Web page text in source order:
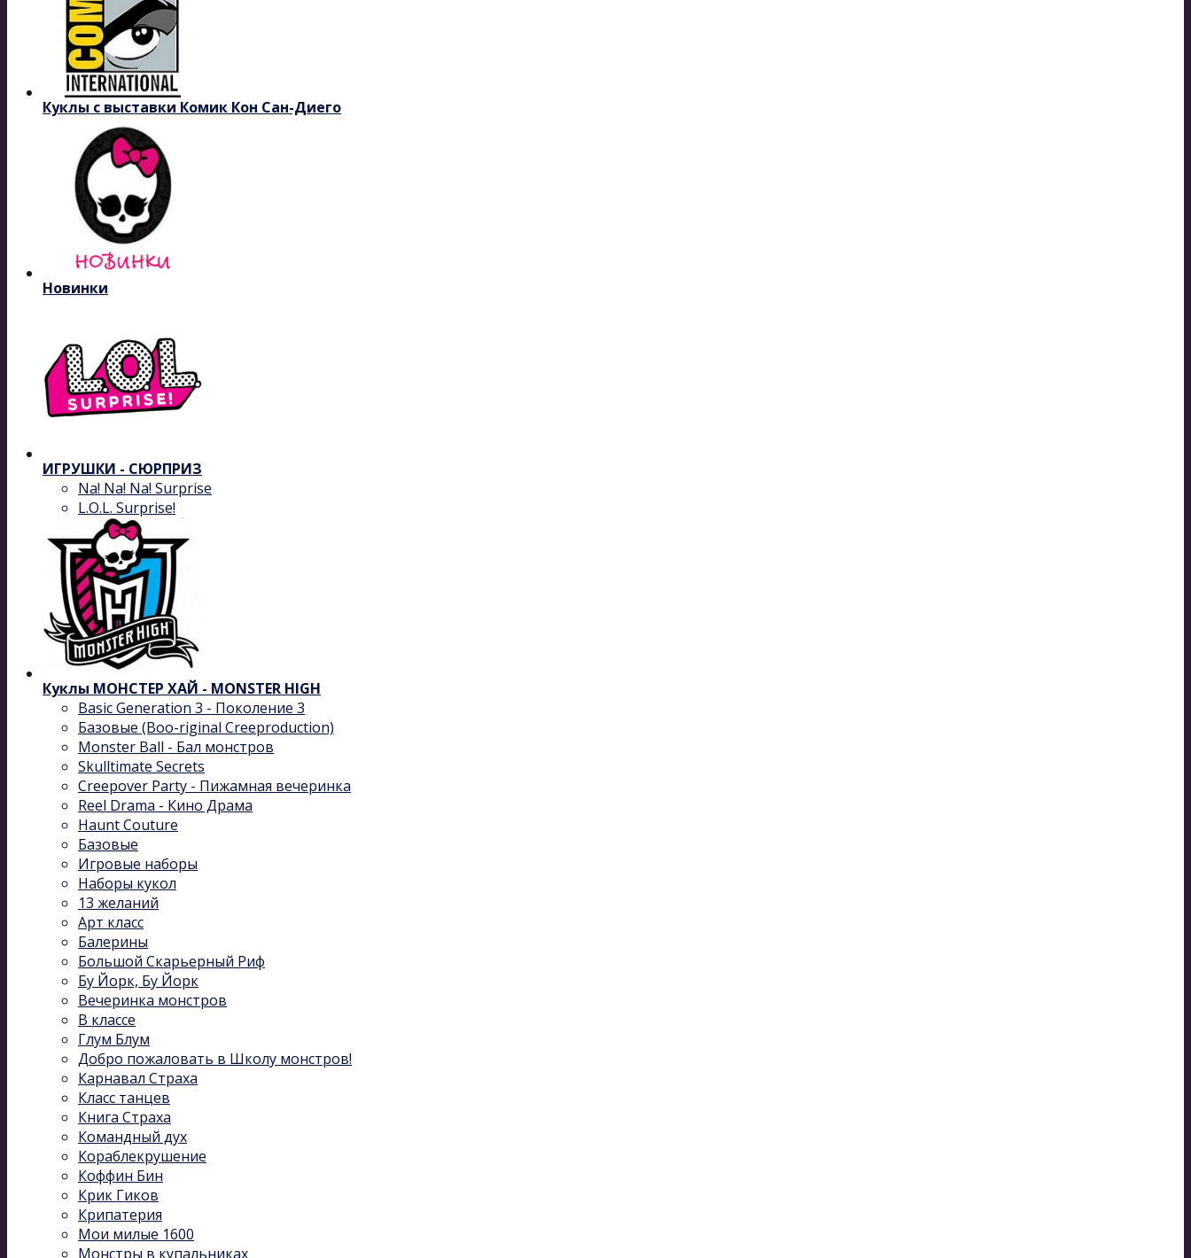
Куклы с выставки Комик Кон Сан-Диего
Новинки
ИГРУШКИ - СЮРПРИЗ
Na! Na! Na! Surprise
L.O.L. Surprise!
Куклы МОНСТЕР ХАЙ - MONSTER HIGH
Basic Generation 3 - Поколение 3
Базовые (Boo-riginal Creeproduction)
Monster Ball - Бал монстров
Skulltimate Secrets
Creepover Party - Пижамная вечеринка
Reel Drama - Кино Драма
Haunt Couture
Базовые
Игровые наборы
Наборы кукол
13 желаний
Арт класс
Балерины
Большой Скарьерный Риф
Бу Йорк, Бу Йорк
Вечеринка монстров
В классе
Глум Блум
Добро пожаловать в Школу монстров!
Карнавал Cтраха
Класс танцев
Книга Страха
Командный дух
Кораблекрушение
Коффин Бин
Крик Гиков
Крипатерия
Мои милые 1600
Монстры в купальниках